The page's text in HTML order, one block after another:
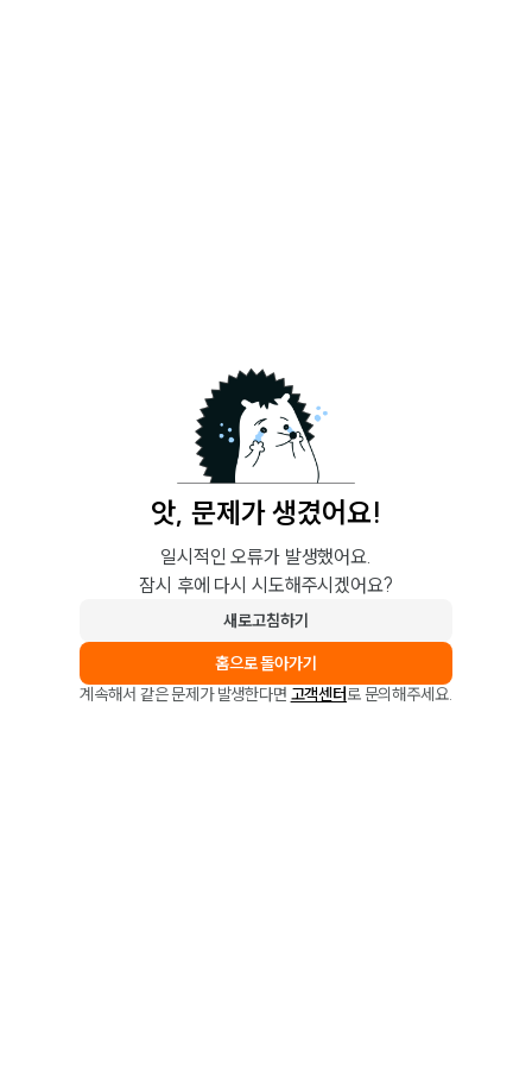
앗, 문제가 생겼어요!
일시적인 오류가 발생했어요.
잠시 후에 다시 시도해주시겠어요?
새로고침하기
홈으로 돌아가기
계속해서 같은 문제가 발생한다면 고객센터로 문의해주세요.